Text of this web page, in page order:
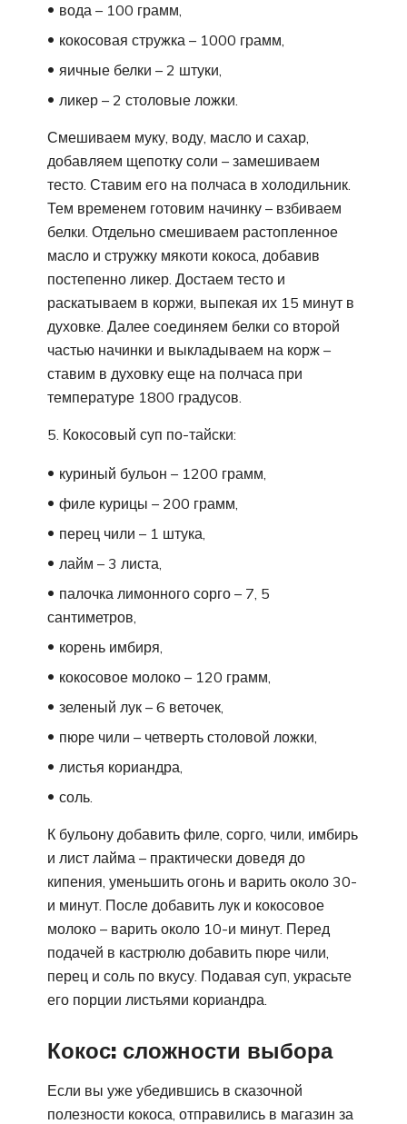
вода – 100 грамм,
кокосовая стружка – 1000 грамм,
яичные белки – 2 штуки,
ликер – 2 столовые ложки.
Смешиваем муку, воду, масло и сахар,
добавляем щепотку соли – замешиваем
тесто. Ставим его на полчаса в холодильник.
Тем временем готовим начинку – взбиваем
белки. Отдельно смешиваем растопленное
масло и стружку мякоти кокоса, добавив
постепенно ликер. Достаем тесто и
раскатываем в коржи, выпекая их 15 минут в
духовке. Далее соединяем белки со второй
частью начинки и выкладываем на корж –
ставим в духовку еще на полчаса при
температуре 1800 градусов.
5. Кокосовый суп по-тайски:
куриный бульон – 1200 грамм,
филе курицы – 200 грамм,
перец чили – 1 штука,
лайм – 3 листа,
палочка лимонного сорго – 7, 5
сантиметров,
корень имбиря,
кокосовое молоко – 120 грамм,
зеленый лук – 6 веточек,
пюре чили – четверть столовой ложки,
листья кориандра,
соль.
К бульону добавить филе, сорго, чили, имбирь
и лист лайма – практически доведя до
кипения, уменьшить огонь и варить около 30-
и минут. После добавить лук и кокосовое
молоко – варить около 10-и минут. Перед
подачей в кастрюлю добавить пюре чили,
перец и соль по вкусу. Подавая суп, украсьте
его порции листьями кориандра.
Кокос: сложности выбора
Если вы уже убедившись в сказочной
полезности кокоса, отправились в магазин за